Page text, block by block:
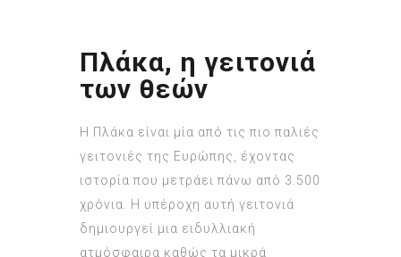
Πλάκα, η γειτονιά
των θεών
Η Πλάκα είναι μία από τις πιο παλιές
γειτονιές της Ευρώπης, έχοντας
ιστορία που μετράει πάνω από 3.500
χρόνια. Η υπέροχη αυτή γειτονιά
δημιουργεί μια ειδυλλιακή
ατμόσφαιρα καθώς τα μικρά